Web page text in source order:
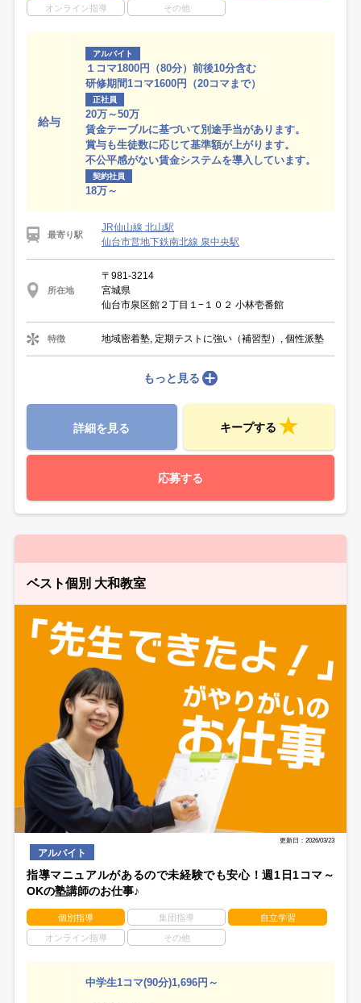
オンライン指導 その他
給与
アルバイト
１コマ1800円（80分）前後10分含む
研修期間1コマ1600円（20コマまで）
正社員
20万～50万
賃金テーブルに基づいて別途手当があります。
賞与も生徒数に応じて基準額が上がります。
不公平感がない賃金システムを導入しています。
契約社員
18万～
最寄り駅
JR仙山線 北山駅
仙台市営地下鉄南北線 泉中央駅
所在地
〒981-3214
宮城県
仙台市泉区館２丁目１−１０２ 小林壱番館
特徴 地域密着塾, 定期テストに強い（補習型）, 個性派塾
もっと見る
詳細を見る キープする
応募する
ベスト個別 大和教室
更新日：2026/03/23
アルバイト
指導マニュアルがあるので未経験でも安心！週1日1コマ～
OKの塾講師のお仕事♪
個別指導 集団指導 自立学習
オンライン指導 その他
中学生1コマ(90分)1,696円～